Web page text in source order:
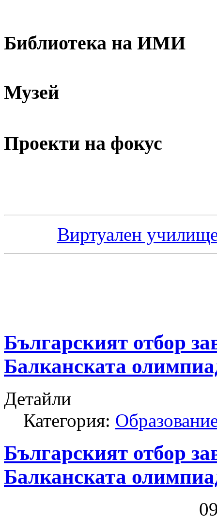
Библиотека на ИМИ
Музей
Проекти на фокус
Виртуален
Българският отбор
Балканската
Детайли
Категория:
Българският отбор
Балканската